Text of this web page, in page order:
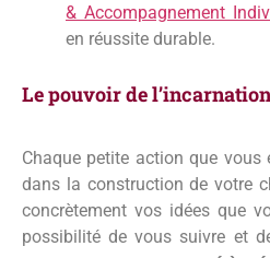
& Accompagnement
en réussite durable.
Le pouvoir de l’incarnation
Chaque petite action que vous
dans la construction de votre
concrètement vos idées que
possibilité de vous suivre et